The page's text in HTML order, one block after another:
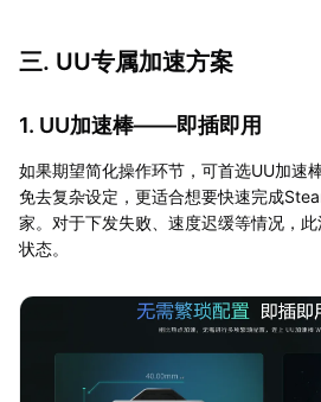
三. UU专属加速方案
1. UU加速棒——即插即用
如果期望简化操作环节，可首选UU加速
免去复杂设定，更适合想要快速完成
家。对于下发失败、速度迟缓等情况，
状态。